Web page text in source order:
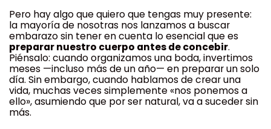
Pero hay algo que quiero que tengas muy presente:
la mayoría de nosotras nos lanzamos a buscar
embarazo sin tener en cuenta lo esencial que es
preparar nuestro cuerpo antes de concebir.
Piénsalo: cuando organizamos una boda, invertimos
meses —incluso más de un año— en preparar un solo
día. Sin embargo, cuando hablamos de crear una
vida, muchas veces simplemente «nos ponemos a
ello», asumiendo que por ser natural, va a suceder sin
más.